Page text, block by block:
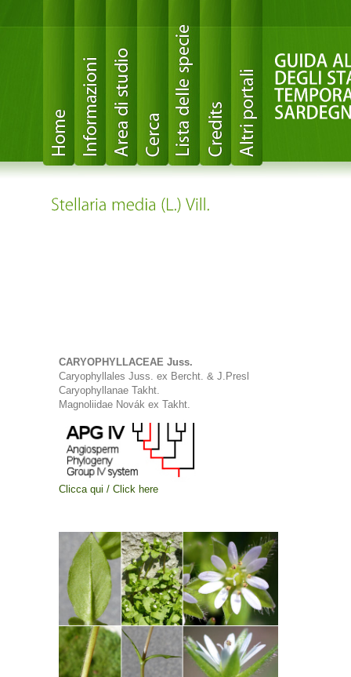
CARYOPHYLLACEAE Juss.
Caryophyllales Juss. ex Bercht. & J.Presl
Caryophyllanae Takht.
Magnoliidae Novák ex Takht.
Clicca qui / Click here